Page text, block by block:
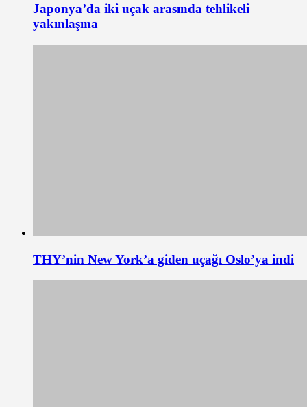
Japonya’da iki uçak arasında tehlikeli
yakınlaşma
THY’nin New York’a giden uçağı Oslo’ya indi